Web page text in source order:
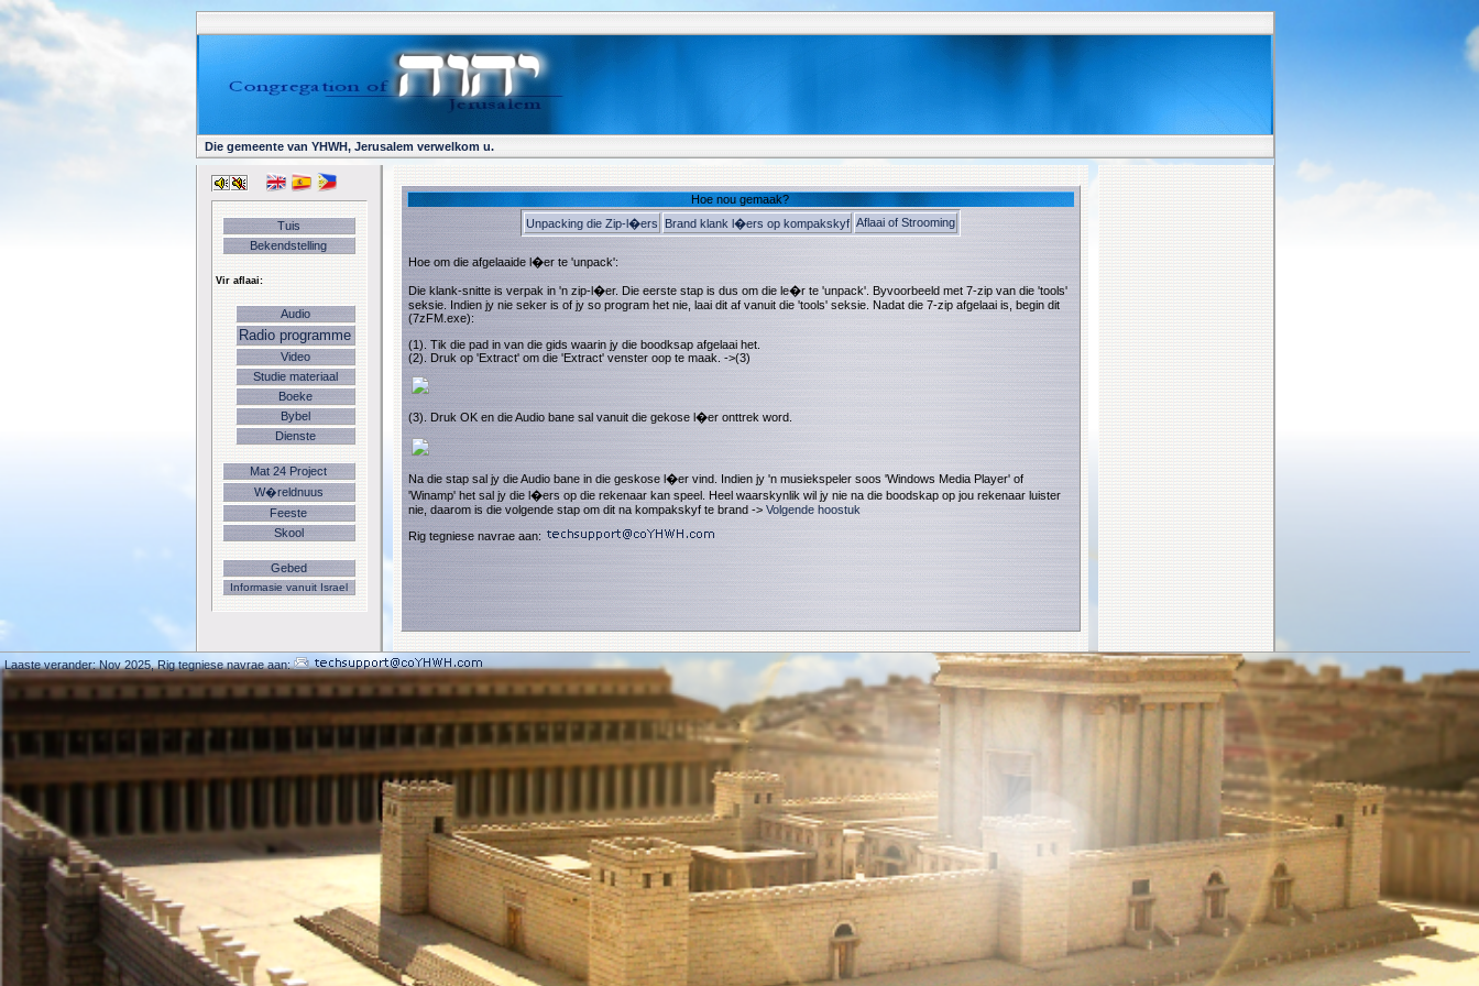
Die gemeente van YHWH, Jerusalem verwelkom u.
Tuis
Bekendstelling
Vir aflaai:
Audio
Radio programme
Video
Studie materiaal
Boeke
Bybel
Dienste
Mat 24 Project
W�reldnuus
Feeste
Skool
Gebed
Informasie vanuit Israel
Hoe nou gemaak?
Unpacking die Zip-l�ers
Brand klank l�ers op kompakskyf Aflaai of Strooming
Hoe om die afgelaaide l�er te 'unpack':
Die klank-snitte is verpak in 'n zip-l�er. Die eerste stap is dus om die le�r te 'unpack'. Byvoorbeeld met 7-zip van die 'tools'
seksie. Indien jy nie seker is of jy so program het nie, laai dit af vanuit die 'tools' seksie. Nadat die 7-zip afgelaai is, begin dit
(7zFM.exe):
(1). Tik die pad in van die gids waarin jy die boodksap afgelaai het.
(2). Druk op 'Extract' om die 'Extract' venster oop te maak. ->(3)
(3). Druk OK en die Audio bane sal vanuit die gekose l�er onttrek word.
Na die stap sal jy die Audio bane in die geskose l�er vind. Indien jy 'n musiekspeler soos 'Windows Media Player' of
'Winamp' het sal jy die l�ers op die rekenaar kan speel. Heel waarskynlik wil jy nie na die boodskap op jou rekenaar luister
nie, daarom is die volgende stap om dit na kompakskyf te brand -> Volgende hoostuk
Rig tegniese navrae aan:
Laaste verander: Nov 2025,Rig tegniese navrae aan: